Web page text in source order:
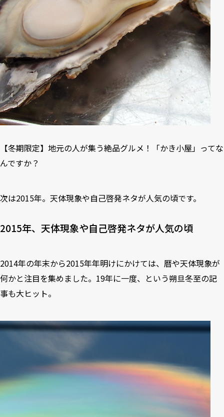
【冬期限定】地元の人が集う絶品グルメ！「かき小屋」ってな
んですか？
次は2015年。天体現象や自己啓発ネタが人気の頃です。
2015年、天体現象や自己啓発ネタが人気の頃
2014年の年末から2015年年明けにかけては、暦や天体現象が
何かと注目を集めました。19年に一度、という朔旦冬至の記
事も大ヒット。